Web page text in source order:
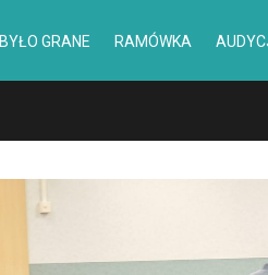
BYŁO GRANE RAMÓWKA